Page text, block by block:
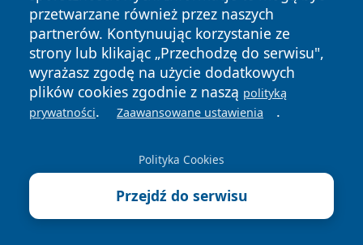
przetwarzane również przez naszych
partnerów. Kontynuując korzystanie ze
strony lub klikając „Przechodzę do serwisu",
wyrażasz zgodę na użycie dodatkowych
plików cookies zgodnie z naszą polityką
prywatności. Zaawansowane ustawienia .
Polityka Cookies
Przejdź do serwisu
Copyright © 2026 kielceinfo.pl Wszystkie prawa zastrzeżone.
News Autorzy
Polityka
Prywatności
Polityka
Cookies